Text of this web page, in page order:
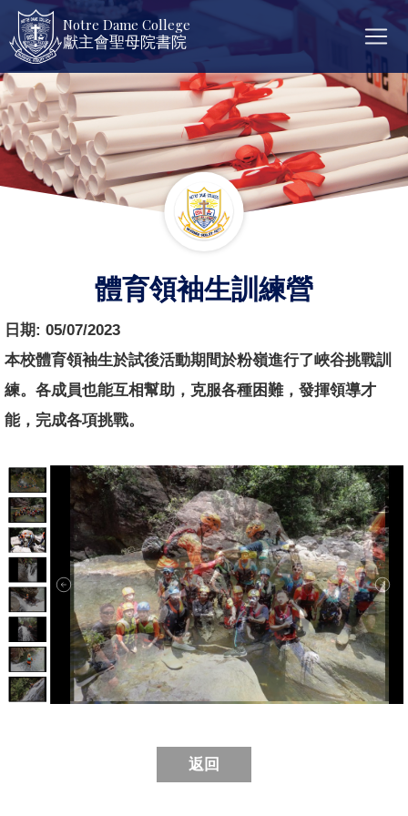
Notre Dame College
獻主會聖母院書院
體育領袖生訓練營
日期: 05/07/2023
本校體育領袖生於試後活動期間於粉嶺進行了峽谷挑戰訓
練。各成員也能互相幫助，克服各種困難，發揮領導才
能，完成各項挑戰。
返回